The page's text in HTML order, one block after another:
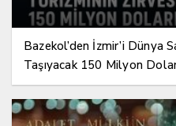
Bazekol’den İzmir’i Dünya
Taşıyacak 150 Milyon